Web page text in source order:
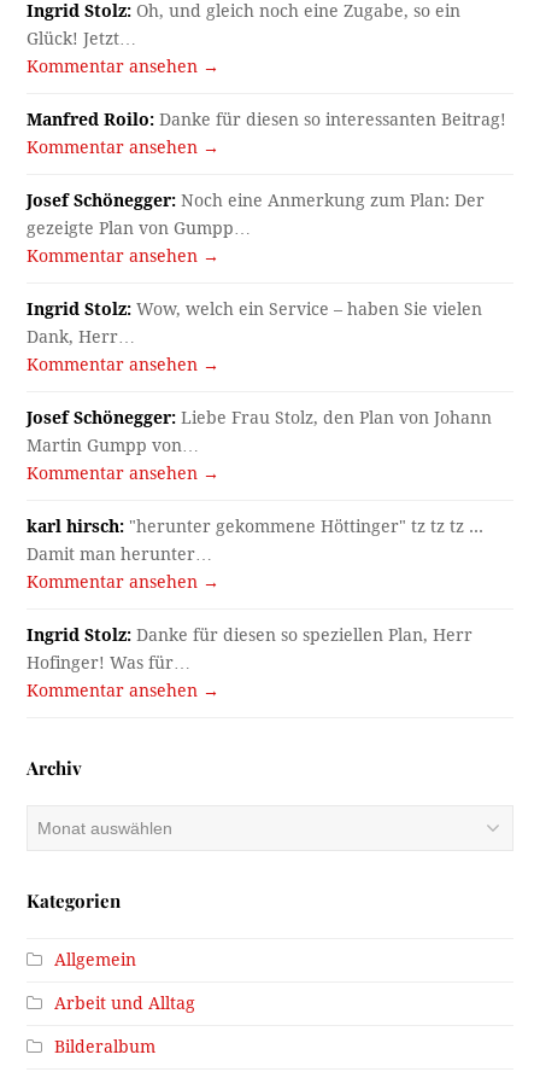
Ingrid Stolz: Oh, und gleich noch eine Zugabe, so ein
Glück! Jetzt…
Kommentar ansehen →
Manfred Roilo: Danke für diesen so interessanten Beitrag!
Kommentar ansehen →
Josef Schönegger: Noch eine Anmerkung zum Plan: Der
gezeigte Plan von Gumpp…
Kommentar ansehen →
Ingrid Stolz: Wow, welch ein Service – haben Sie vielen
Dank, Herr…
Kommentar ansehen →
Josef Schönegger: Liebe Frau Stolz, den Plan von Johann
Martin Gumpp von…
Kommentar ansehen →
karl hirsch: "herunter gekommene Höttinger" tz tz tz ...
Damit man herunter…
Kommentar ansehen →
Ingrid Stolz: Danke für diesen so speziellen Plan, Herr
Hofinger! Was für…
Kommentar ansehen →
Archiv
Archiv
Kategorien
Allgemein
Arbeit und Alltag
Bilderalbum